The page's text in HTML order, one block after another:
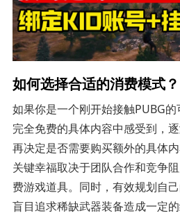
如何选择合适的消费模式？
如果你是一个刚开始接触PUBG
完全免费的具体内容中感受到，
再决定是否需要购买额外的具体
关键幸福取决于团队合作和竞争
费游戏道具。同时，有效规划自
盲目追求稀缺武器装备造成一定的